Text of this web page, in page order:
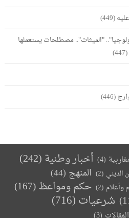
(449)
"الميثات".. مصطلحات يستعملها
(447)
(446)
(4) أخبار وطنية(242)
الديني (2) المنهج (44)
وأعلام (2) حكم ومواعظ(167)
شرعيات(716)